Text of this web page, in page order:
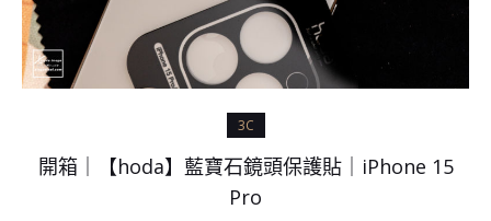
3C
開箱｜【hoda】藍寶石鏡頭保護貼｜iPhone 15
Pro